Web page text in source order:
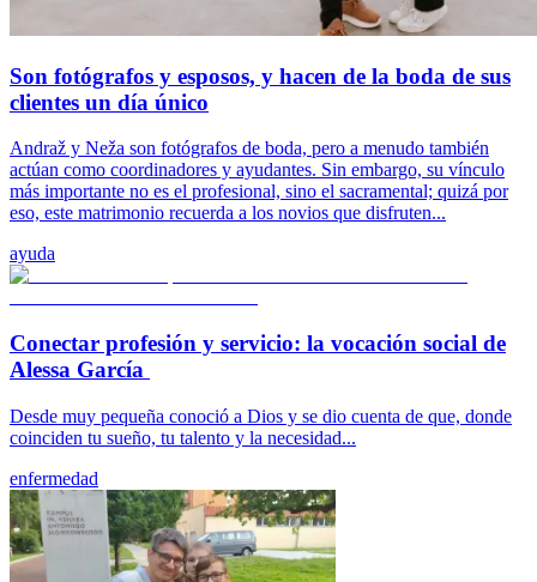
Son fotógrafos y esposos, y hacen de la boda de sus
clientes un día único
Andraž y Neža son fotógrafos de boda, pero a menudo también
actúan como coordinadores y ayudantes. Sin embargo, su vínculo
más importante no es el profesional, sino el sacramental; quizá por
eso, este matrimonio recuerda a los novios que disfruten...
ayuda
Conectar profesión y servicio: la vocación social de
Alessa García
Desde muy pequeña conoció a Dios y se dio cuenta de que, donde
coinciden tu sueño, tu talento y la necesidad...
enfermedad